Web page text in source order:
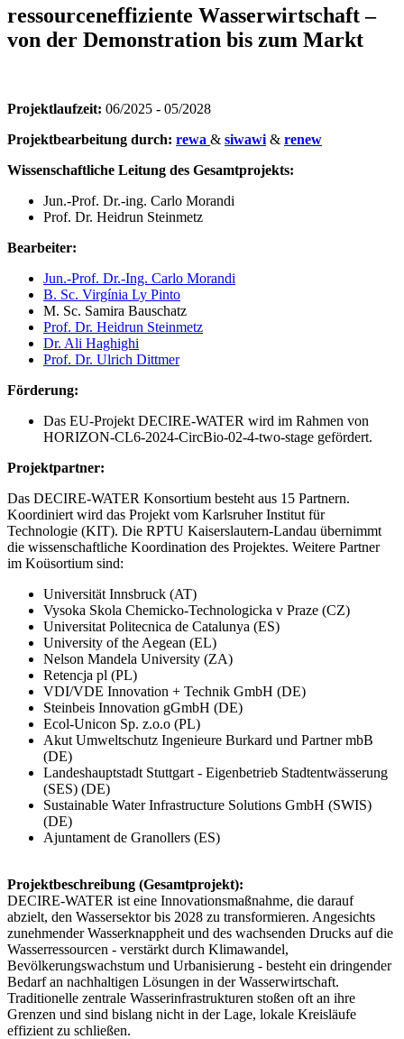
ressourceneffiziente Wasserwirtschaft –
von der Demonstration bis zum Markt
Projektlaufzeit: 06/2025 - 05/2028
Projektbearbeitung durch: rewa & siwawi & renew
Wissenschaftliche Leitung des Gesamtprojekts:
Jun.-Prof. Dr.-ing. Carlo Morandi
Prof. Dr. Heidrun Steinmetz
Bearbeiter:
Jun.-Prof. Dr.-Ing. Carlo Morandi
B. Sc. Virgínia Ly Pinto
M. Sc. Samira Bauschatz
Prof. Dr. Heidrun Steinmetz
Dr. Ali Haghighi
Prof. Dr. Ulrich Dittmer
Förderung:
Das EU-Projekt DECIRE-WATER wird im Rahmen von
HORIZON-CL6-2024-CircBio-02-4-two-stage gefördert.
Projektpartner:
Das DECIRE-WATER Konsortium besteht aus 15 Partnern.
Koordiniert wird das Projekt vom Karlsruher Institut für
Technologie (KIT). Die RPTU Kaiserslautern-Landau übernimmt
die wissenschaftliche Koordination des Projektes. Weitere Partner
im Koüsortium sind:
Universität Innsbruck (AT)
Vysoka Skola Chemicko-Technologicka v Praze (CZ)
Universitat Politecnica de Catalunya (ES)
University of the Aegean (EL)
Nelson Mandela University (ZA)
Retencja pl (PL)
VDI/VDE Innovation + Technik GmbH (DE)
Steinbeis Innovation gGmbH (DE)
Ecol-Unicon Sp. z.o.o (PL)
Akut Umweltschutz Ingenieure Burkard und Partner mbB
(DE)
Landeshauptstadt Stuttgart - Eigenbetrieb Stadtentwässerung
(SES) (DE)
Sustainable Water Infrastructure Solutions GmbH (SWIS)
(DE)
Ajuntament de Granollers (ES)
Projektbeschreibung (Gesamtprojekt):
DECIRE-WATER ist eine Innovationsmaßnahme, die darauf
abzielt, den Wassersektor bis 2028 zu transformieren. Angesichts
zunehmender Wasserknappheit und des wachsenden Drucks auf die
Wasserressourcen - verstärkt durch Klimawandel,
Bevölkerungswachstum und Urbanisierung - besteht ein dringender
Bedarf an nachhaltigen Lösungen in der Wasserwirtschaft.
Traditionelle zentrale Wasserinfrastrukturen stoßen oft an ihre
Grenzen und sind bislang nicht in der Lage, lokale Kreisläufe
effizient zu schließen.